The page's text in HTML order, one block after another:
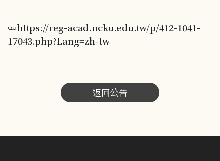
https://reg-acad.ncku.edu.tw/p/412-1041-
17043.php?Lang=zh-tw
返回公告